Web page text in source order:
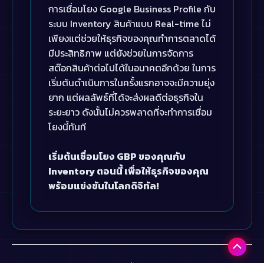
การเชื่อมโยง Google Business Profile กับ
ระบบ Inventory สินค้าแบบ Real-time ไม่
เพียงแต่ช่วยให้ธุรกิจของคุณทำการตลาดได้
มีประสิทธิภาพ แต่ยังช่วยในการจัดการ
สต๊อกสินค้าต่อไปได้ในอนาคตอีกด้วย ในการ
เริ่มต้นดำเนินการในครั้งแรกอาจจะมีความยุ่ง
ยาก แต่ผลลัพธ์ที่ได้จะส่งผลดีต่อธุรกิจใน
ระยะยาว ดังนั้นไม่ควรพลาดที่จะทำการเชื่อม
โยงนี้ทันที
เริ่มต้นเชื่อมโยง GBP ของคุณกับ
Inventory ตอนนี้ เพื่อให้ธุรกิจของคุณ
พร้อมแข่งขันในโลกดิจิทัล!
Scroll